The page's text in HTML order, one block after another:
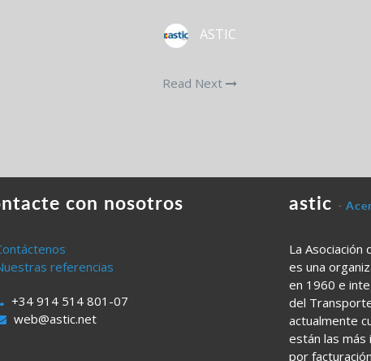
ASTIC
Read Next
con nosotros
referencias
+34 914 514 801-07
web@astic.net
astic -
La
es una
en 1960 e
del
actualmente
están las
por